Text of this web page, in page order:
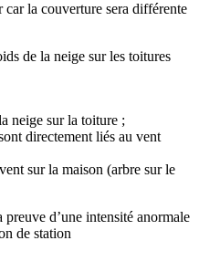
la couverture sera différente
de la neige sur les toitures
neige sur la toiture ;
directement liés au vent
sur la maison (arbre sur le
d’une intensité anormale
de station